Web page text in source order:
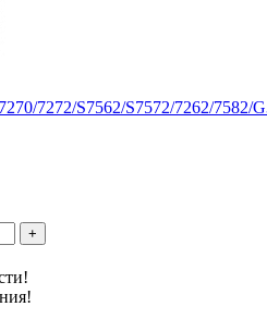
7272/S7562/S7572/7262/7582/
+